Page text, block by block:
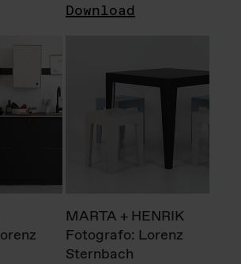
Download
MARTA + HENRIK
Fotografo: Lorenz
Sternbach